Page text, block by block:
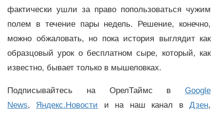
фактически ушли за право попользоваться чужим
полем в течение пары недель. Решение, конечно,
можно обжаловать, но пока история выглядит как
образцовый урок о бесплатном сыре, который, как
известно, бывает только в мышеловках.
Подписывайтесь на ОрелТаймс в Google
News, Яндекс.Новости и на наш канал вДзен,